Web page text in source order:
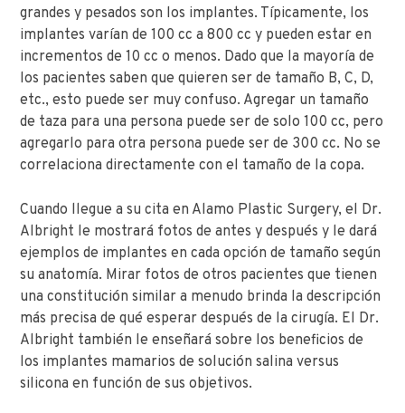
grandes y pesados son los implantes. Típicamente, los
implantes varían de 100 cc a 800 cc y pueden estar en
incrementos de 10 cc o menos. Dado que la mayoría de
los pacientes saben que quieren ser de tamaño B, C, D,
etc., esto puede ser muy confuso. Agregar un tamaño
de taza para una persona puede ser de solo 100 cc, pero
agregarlo para otra persona puede ser de 300 cc. No se
correlaciona directamente con el tamaño de la copa.
Cuando llegue a su cita en Alamo Plastic Surgery, el Dr.
Albright le mostrará fotos de antes y después y le dará
ejemplos de implantes en cada opción de tamaño según
su anatomía. Mirar fotos de otros pacientes que tienen
una constitución similar a menudo brinda la descripción
más precisa de qué esperar después de la cirugía. El Dr.
Albright también le enseñará sobre los beneficios de
los implantes mamarios de solución salina versus
silicona en función de sus objetivos.